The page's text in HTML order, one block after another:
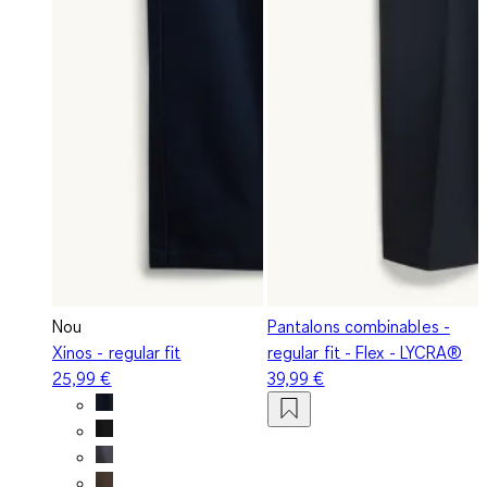
Nou
Xinos - regular fit
25,99 €
Pantalons combinables -
regular fit - Flex - LYCRA®
39,99 €